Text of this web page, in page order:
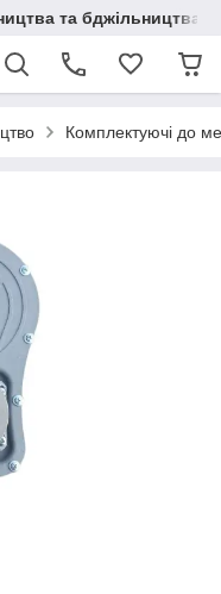
та бджільництва
Комплектуючі до